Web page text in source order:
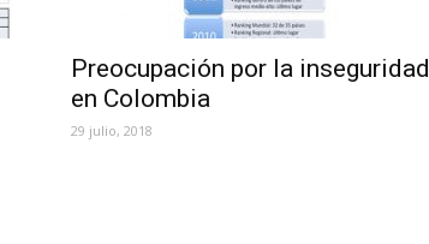
Preocupación por la inseguridad
en Colombia
29 julio, 2018